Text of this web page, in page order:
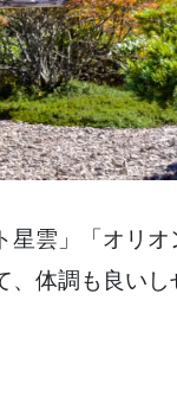
雲」「オリオ
体調も良いし